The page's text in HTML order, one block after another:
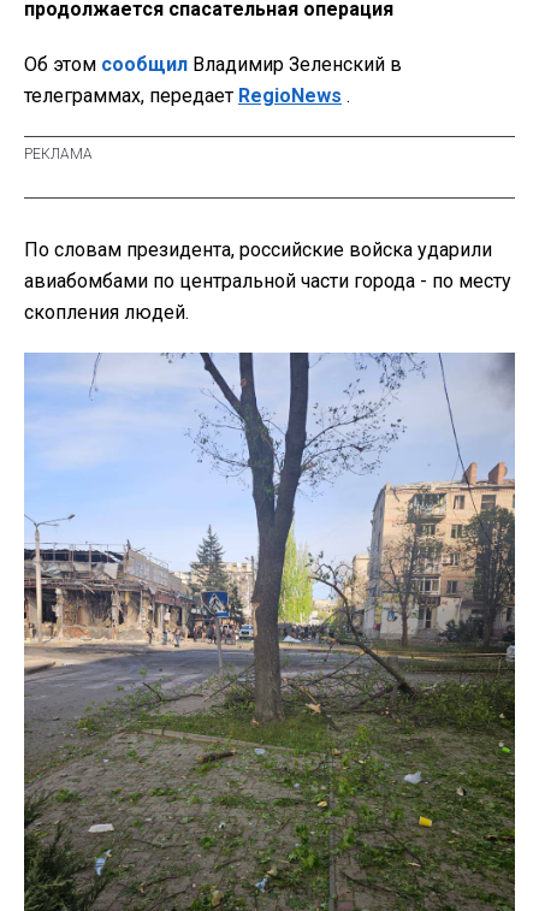
продолжается спасательная операция
Об этом сообщил Владимир Зеленский в
телеграммах, передает RegioNews .
По словам президента, российские войска ударили
авиабомбами по центральной части города - по месту
скопления людей.